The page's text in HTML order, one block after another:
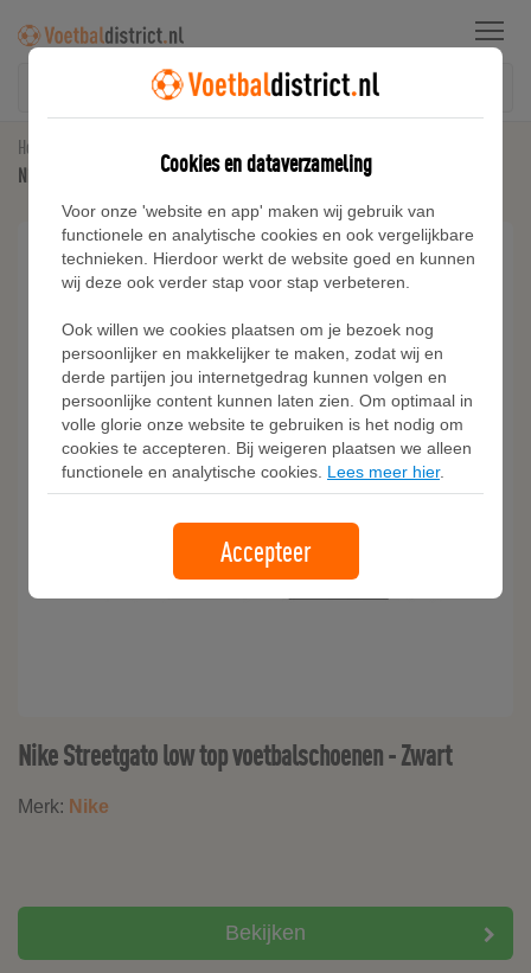
Menu
Home
Nike Streetgato low top voetbalschoenen - Zwart
Nike Streetgato low top voetbalschoenen - Zwart
Merk: Nike
Bekijken
Cookies en dataverzameling
Voor onze 'website en app' maken wij gebruik van
functionele en analytische cookies en ook vergelijkbare
technieken. Hierdoor werkt de website goed en kunnen
wij deze ook verder stap voor stap verbeteren.
Ook willen we cookies plaatsen om je bezoek nog
persoonlijker en makkelijker te maken, zodat wij en
derde partijen jou internetgedrag kunnen volgen en
persoonlijke content kunnen laten zien. Om optimaal in
volle glorie onze website te gebruiken is het nodig om
cookies te accepteren. Bij weigeren plaatsen we alleen
functionele en analytische cookies. Lees meer hier.
Accepteer